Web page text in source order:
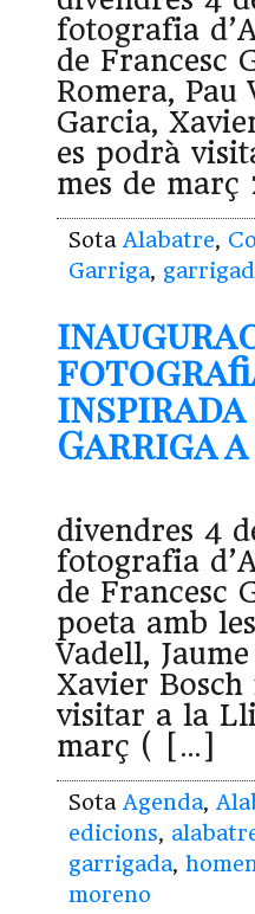
fotografia
de Francesc
Romera, Pau
Garcia,
es podrà
mes de març
Sota Alabatre,
Garriga,
inspirada
Garriga a
divendres 4
fotografia
de Francesc
poeta amb
Vadell,
Xavier
visitar a la
març ( […]
Sota Agenda,
edicions,
garrigada,
moreno